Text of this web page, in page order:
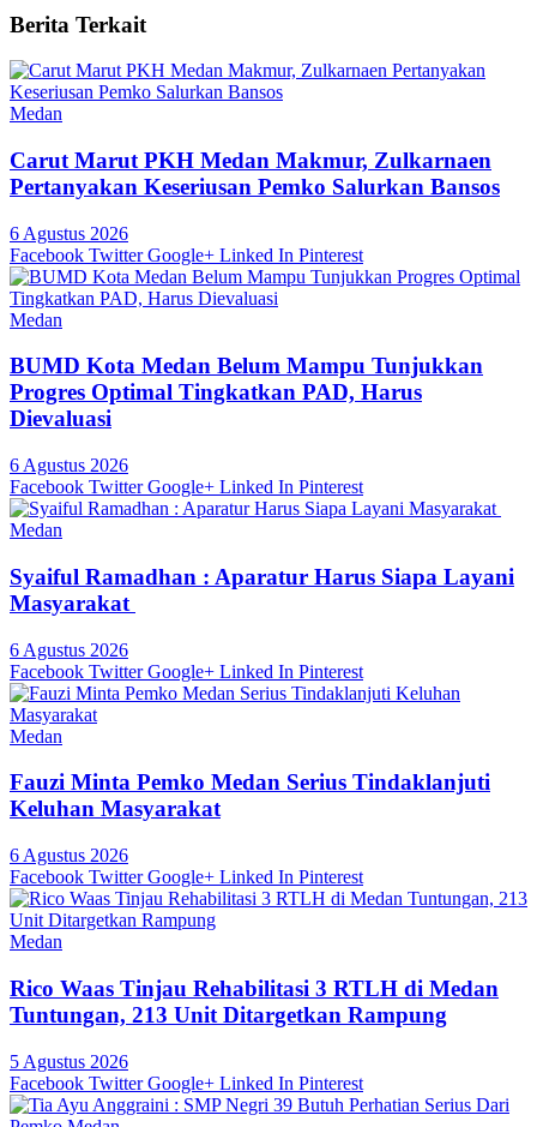
Berita Terkait
Medan
Carut Marut PKH Medan Makmur, Zulkarnaen
Pertanyakan Keseriusan Pemko Salurkan Bansos
6 Agustus 2026
Facebook Twitter Google+ Linked In Pinterest
Medan
BUMD Kota Medan Belum Mampu Tunjukkan
Progres Optimal Tingkatkan PAD, Harus
Dievaluasi
6 Agustus 2026
Facebook Twitter Google+ Linked In Pinterest
Medan
Syaiful Ramadhan : Aparatur Harus Siapa Layani
Masyarakat
6 Agustus 2026
Facebook Twitter Google+ Linked In Pinterest
Medan
Fauzi Minta Pemko Medan Serius Tindaklanjuti
Keluhan Masyarakat
6 Agustus 2026
Facebook Twitter Google+ Linked In Pinterest
Medan
Rico Waas Tinjau Rehabilitasi 3 RTLH di Medan
Tuntungan, 213 Unit Ditargetkan Rampung
5 Agustus 2026
Facebook Twitter Google+ Linked In Pinterest